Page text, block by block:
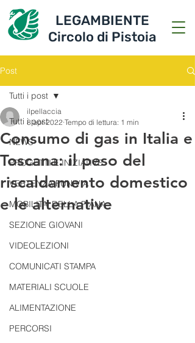
LEGAMBIENTE
Circolo di Pistoia
Post
Tutti i post
NEWS
PROGETTI E INIZIATIVE
VERTENZA FUNIVIA
MOBILITA' DELLA PIANA
SEZIONE GIOVANI
VIDEOLEZIONI
COMUNICATI STAMPA
MATERIALI SCUOLE
ALIMENTAZIONE
PERCORSI
Tutti i post
Consumo di gas in Italia e
Toscana: il peso del
riscaldamento domestico
e le alternative
ilpellaccia
8 apr 2022 Tempo di lettura: 1 min